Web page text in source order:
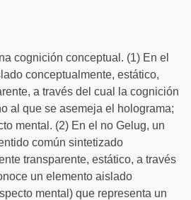
cognición conceptual. (1) En el
conceptualmente, estático,
a través del cual la cognición
al que se asemeja el holograma;
mental. (2) En el no Gelug, un
común sintetizado
transparente, estático, a través
un elemento aislado
mental) que representa un